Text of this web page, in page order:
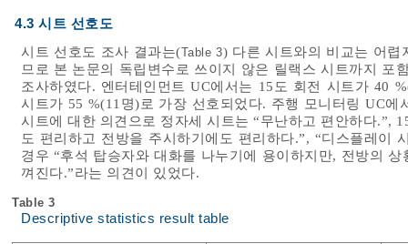
4.3 시트 선호도
시트 선호도 조사 결과는(Table 3) 다른 시트와의 비교는 어렵
므로 본 논문의 독립변수로 쓰이지 않은 릴랙스 시트까지 포
조사하였다. 엔터테인먼트 UC에서는 15도 회전 시트가 40
시트가 55 %(11명)로 가장 선호되었다. 주행 모니터링 UC
시트에 대한 의견으로 정자세 시트는 “무난하고 편안하다.”,
도 편리하고 전방을 주시하기에도 편리하다.”, “디스플레이
경우 “후석 탑승자와 대화를 나누기에 용이하지만, 전방의
껴진다.”라는 의견이 있었다.
Table 3
Descriptive statistics result table